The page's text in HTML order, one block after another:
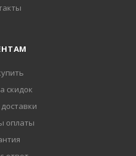
скидок
оплаты